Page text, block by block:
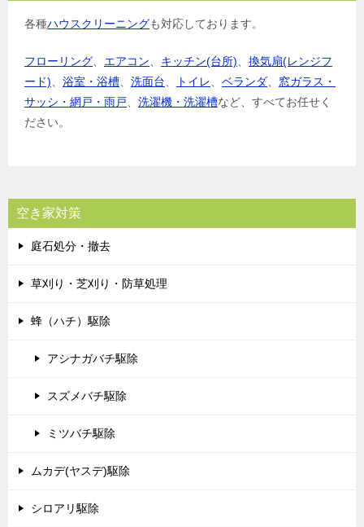
各種ハウスクリーニングも対応しております。
フローリング エアコン キッチン(台所)
換気扇(レンジフ
ード)
浴室・浴槽 洗面台 トイレ ベランダ
窓ガラス・
サッシ・網戸・雨戸
洗濯機・洗濯槽など、すべてお任せく
ださい。
空き家対策
庭石処分・撤去
草刈り・芝刈り・防草処理
蜂（ハチ）駆除
アシナガバチ駆除
スズメバチ駆除
ミツバチ駆除
ムカデ(ヤスデ)駆除
シロアリ駆除